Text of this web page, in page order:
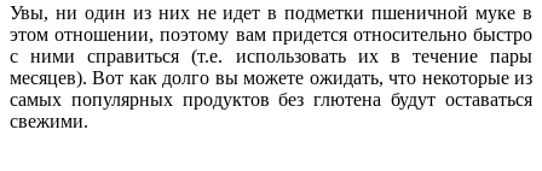
Увы, ни один из них не идет в подметки пшеничной муке в
этом отношении, поэтому вам придется относительно быстро
с ними справиться (т.е. использовать их в течение пары
месяцев). Вот как долго вы можете ожидать, что некоторые из
самых популярных продуктов без глютена будут оставаться
свежими.